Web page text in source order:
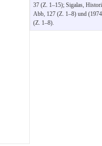
37 (Z. 1–15); Sigalas,
Abb, 127 (Z. 1–8) und
(Z. 1–8).